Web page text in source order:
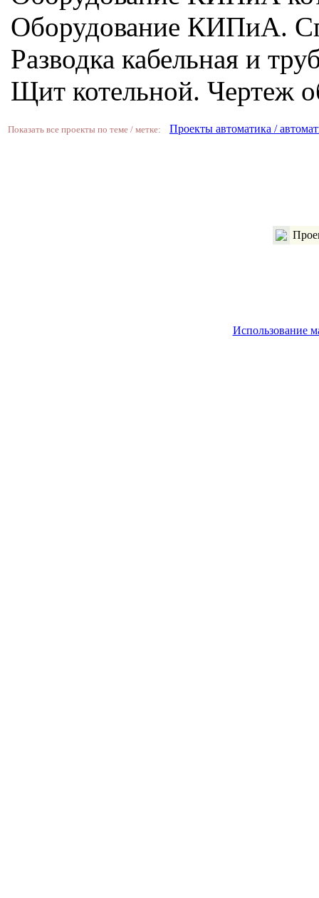
Оборудование КИПиА.
Разводка кабельная и
Щит котельной. Чертеж
Показать все проекты по теме / метке: Проекты автоматика /
Использование